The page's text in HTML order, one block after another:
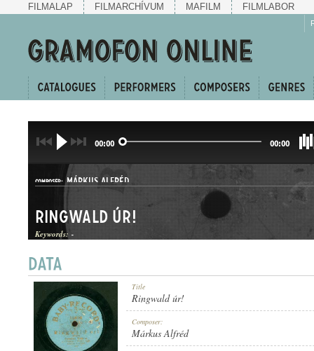
FILMALAP FILMARCHÍVUM MAFILM FILMLABOR
00:00 00:00
COMPOSER: MÁRKUS ALFRÉD
KUPLÉ
Ringwald úr!
Keywords: -
Title
Ringwald úr!
Composer:
Márkus Alfréd